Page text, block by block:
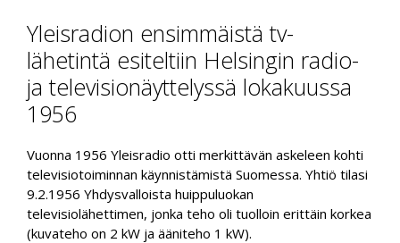
Yleisradion ensimmäistä tv-
lähetintä esiteltiin Helsingin radio-
ja televisionäyttelyssä lokakuussa
1956
Vuonna 1956 Yleisradio otti merkittävän askeleen kohti
televisiotoiminnan käynnistämistä Suomessa. Yhtiö tilasi
9.2.1956 Yhdysvalloista huippuluokan
televisiolähettimen, jonka teho oli tuolloin erittäin korkea
(kuvateho on 2 kW ja ääniteho 1 kW).